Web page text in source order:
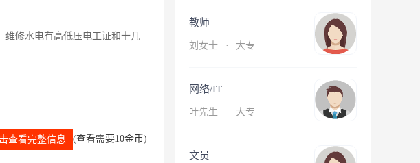
维修水电有高低压电工证和十几
查看完整信息 (查看需要10金币)
教师
刘女士 · 大专
网络/IT
叶先生 · 大专
文员